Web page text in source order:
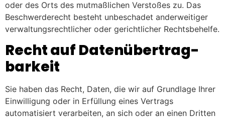
oder des Orts des mutmaßlichen Verstoßes zu. Das
Beschwerderecht besteht unbeschadet anderweitiger
verwaltungsrechtlicher oder gerichtlicher Rechtsbehelfe.
Recht auf Daten­übertrag­
barkeit
Sie haben das Recht, Daten, die wir auf Grundlage Ihrer
Einwilligung oder in Erfüllung eines Vertrags
automatisiert verarbeiten, an sich oder an einen Dritten